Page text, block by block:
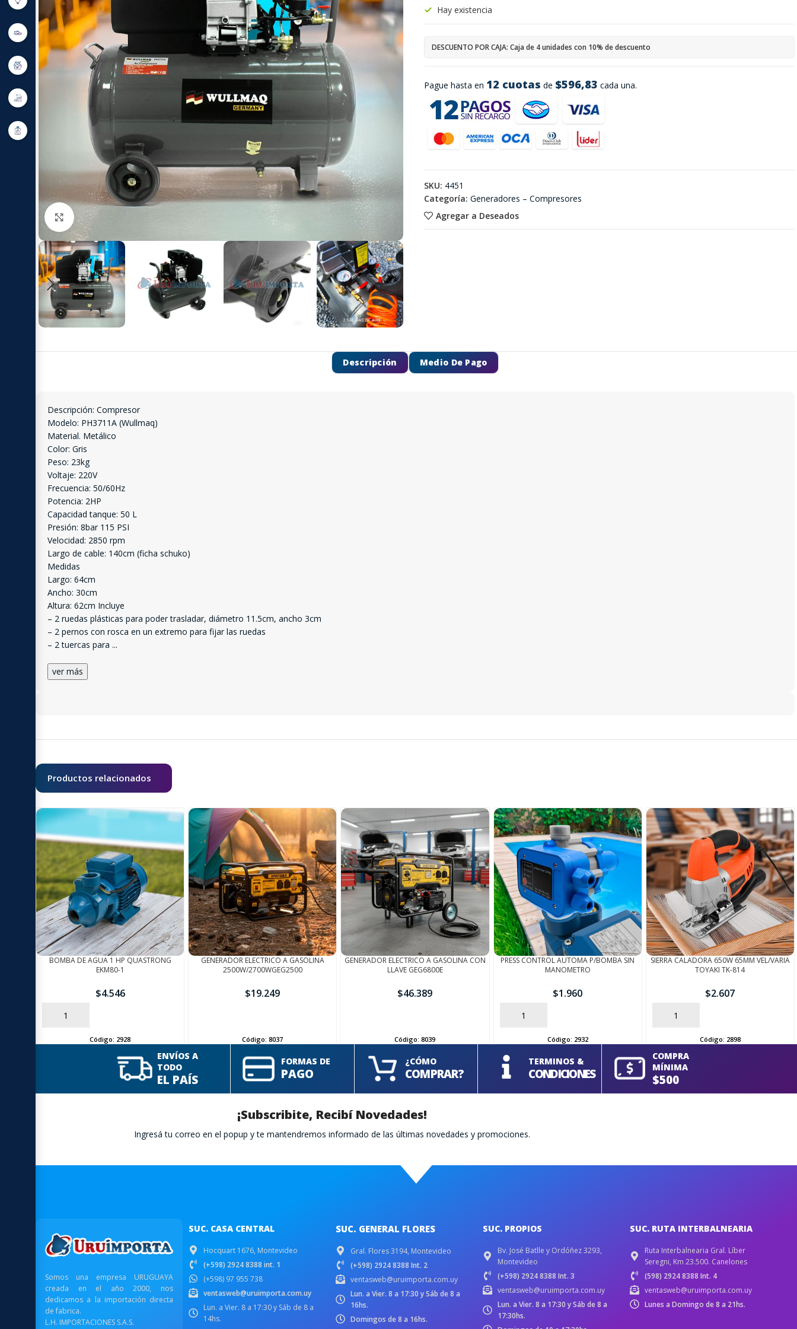
Click to enlarge
Pague hasta en 12 cuotas de $596,83 cada una.
Hay existencia
DESCUENTO POR CAJA: Caja de 4 unidades con 10% de descuento
Agregar a Deseados
SKU: 4451
Categoría: Generadores – Compresores
Descripción Medio De Pago
Descripción: Compresor
Modelo: PH3711A (Wullmaq)
Material. Metálico
Color: Gris
Peso: 23kg
Voltaje: 220V
Frecuencia: 50/60Hz
Potencia: 2HP
Capacidad tanque: 50 L
Presión: 8bar 115 PSI
Velocidad: 2850 rpm
Largo de cable: 140cm (ficha schuko)
Medidas
Largo: 64cm
Ancho: 30cm
Altura: 62cm Incluye
– 2 ruedas plásticas para poder trasladar, diámetro 11.5cm, ancho 3cm
– 2 pernos con rosca en un extremo para fijar las ruedas
– 2 tuercas para ...
ver más
Productos relacionados
BOMBA DE AGUA 1 HP QUASTRONG
EKM80-1
$4.546
AÑADIR
Código: 2928
GENERADOR ELECTRICO A GASOLINA
2500W/2700WGEG2500
$19.249
Código:8037
GENERADOR ELECTRICO A GASOLINA CON
LLAVE GEG6800E
$46.389
Código:8039
PRESS CONTROL AUTOMA P/BOMBA SIN
MANOMETRO
$1.960
AÑADIR
Código: 2932
SIERRA CALADORA 650W 65MM VEL/VARIA
TOYAKI TK-814
$2.607
AÑADIR
Código: 2898
ENVÍOS A
TODO
EL PAÍS
FORMAS DE
PAGO
¿CÓMO
COMPRAR?
TERMINOS &
CONDICIONES
COMPRA
MÍNIMA
$500
¡Subscribite, Recibí Novedades!
Ingresá tu correo en el popup y te mantendremos informado de las últimas novedades y promociones.
Somos una empresa URUGUAYA
creada en el año 2000, nos
dedicamos a la importación directa
de fabrica.
L.H. IMPORTACIONES S.A.S.
SUC. CASA CENTRAL
Hocquart 1676, Montevideo
(+598) 2924 8388 int. 1
(+598) 97 955 738
ventasweb@uruimporta.com.uy
Lun. a Vier. 8 a 17:30 y Sáb de 8 a
14hs.
SUC. GENERAL FLORES
Gral. Flores 3194, Montevideo
(+598) 2924 8388 Int. 2
ventasweb@uruimporta.com.uy
Lun. a Vier. 8 a 17:30 y Sáb de 8 a
16hs.
Domingos de 8 a 16hs.
SUC. PROPIOS
Bv. José Batlle y Ordóñez 3293,
Montevideo
(+598) 2924 8388 Int. 3
ventasweb@uruimporta.com.uy
Lun. a Vier. 8 a 17:30 y Sáb de 8 a
17:30hs.
SUC. RUTA INTERBALNEARIA
Ruta Interbalnearia Gral. Líber
Seregni, Km 23.500. Canelones
(598) 2924 8388 Int. 4
ventasweb@uruimporta.com.uy
Lunes a Domingo de 8 a 21hs.